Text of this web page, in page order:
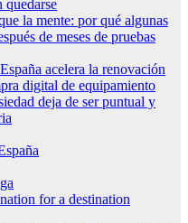
quedarse
la mente: por qué algunas
de meses de pruebas
acelera la renovación
digital de equipamiento
deja de ser puntual y
for a destination